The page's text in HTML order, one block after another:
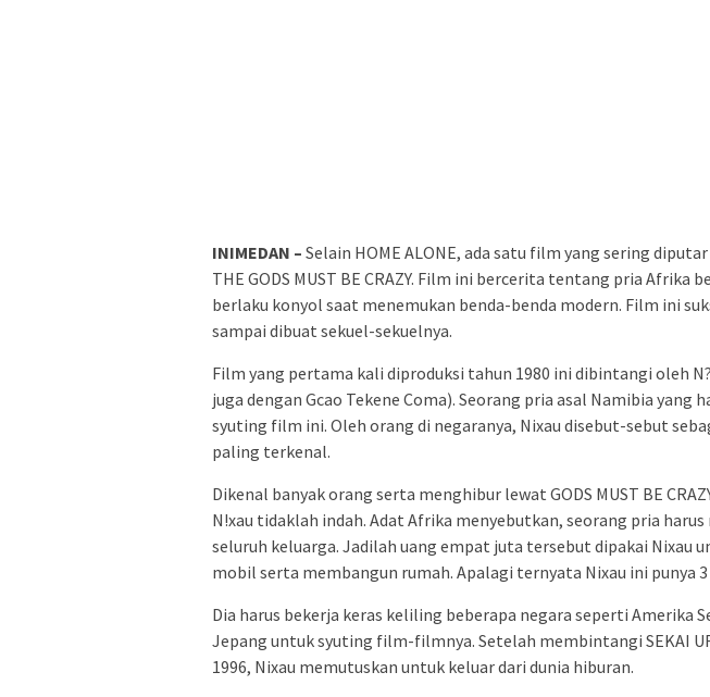
INIMEDAN – Selain HOME ALONE, ada satu film yang sering
THE GODS MUST BE CRAZY. Film ini bercerita tentang pria Afrika
berlaku konyol saat menemukan benda-benda modern. Film ini
sampai dibuat sekuel-sekuelnya.
Film yang pertama kali diproduksi tahun 1980 ini dibintangi oleh
juga dengan Gcao Tekene Coma). Seorang pria asal Namibia yang
syuting film ini. Oleh orang di negaranya, Nixau disebut-sebut
paling terkenal.
Dikenal banyak orang serta menghibur lewat GODS MUST BE
N!xau tidaklah indah. Adat Afrika menyebutkan, seorang pria
seluruh keluarga. Jadilah uang empat juta tersebut dipakai Nixau
mobil serta membangun rumah. Apalagi ternyata Nixau ini punya 3
Dia harus bekerja keras keliling beberapa negara seperti Amerika
Jepang untuk syuting film-filmnya. Setelah membintangi SEKAI
1996, Nixau memutuskan untuk keluar dari dunia hiburan.